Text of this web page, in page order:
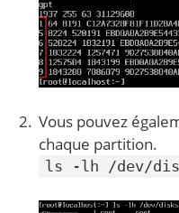
Vous pouvez
chaque partition.
ls -lh /dev/